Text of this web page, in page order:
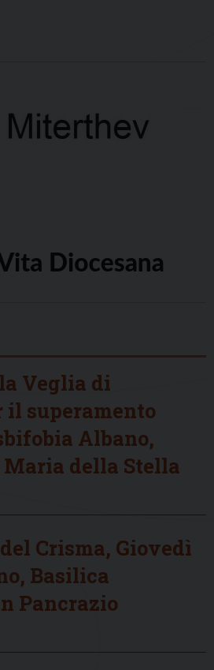
Veglia di
il superamento
Albano,
Maria della Stella
Crisma, Giovedì
Basilica
Pancrazio